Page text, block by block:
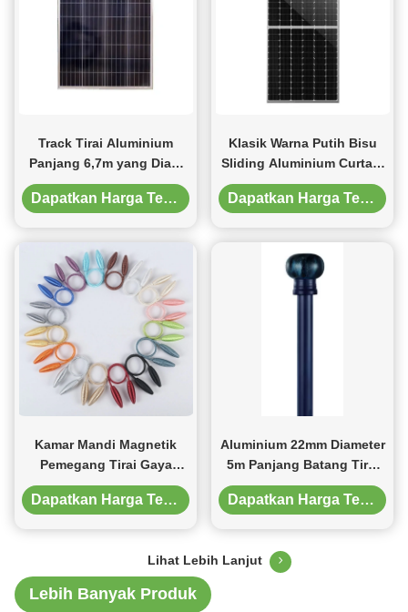
Track Tirai Aluminium
Panjang 6,7m yang Diam
Dan Halus
Dapatkan Harga Terbaik
Klasik Warna Putih Bisu
Sliding Aluminium Curtain
Track 4m Panjang
Dapatkan Harga Terbaik
Kamar Mandi Magnetik
Pemegang Tirai Gaya
Multivarian DIY Twist
Tieback
Dapatkan Harga Terbaik
Aluminium 22mm Diameter
5m Panjang Batang Tirai
Hitam Pemasangan di
Langit-langit
Dapatkan Harga Terbaik
Lihat Lebih Lanjut
Lebih Banyak Produk